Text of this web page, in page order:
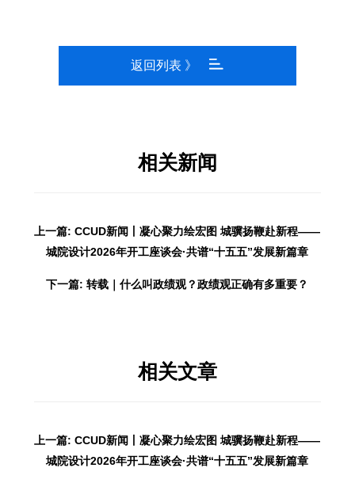
返回列表 》
相关新闻
上一篇: CCUD新闻丨凝心聚力绘宏图 城骥扬鞭赴新程——
城院设计2026年开工座谈会·共谱“十五五”发展新篇章
下一篇: 转载｜什么叫政绩观？政绩观正确有多重要？
相关文章
上一篇: CCUD新闻丨凝心聚力绘宏图 城骥扬鞭赴新程——
城院设计2026年开工座谈会·共谱“十五五”发展新篇章